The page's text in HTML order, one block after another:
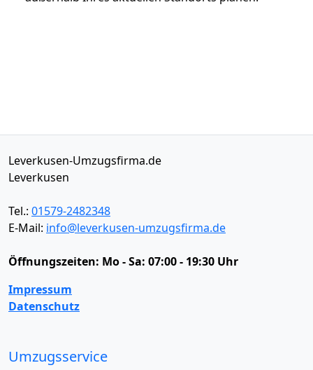
Leverkusen-Umzugsfirma.de
Leverkusen
Tel.: 01579-2482348
E-Mail: info@leverkusen-umzugsfirma.de
Öffnungszeiten: Mo - Sa: 07:00 - 19:30 Uhr
Impressum
Datenschutz
Umzugsservice